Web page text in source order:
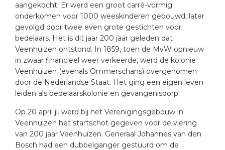
aangekocht. Er werd een groot carré-vormig
onderkomen voor 1000 weeskinderen gebouwd, later
gevolgd door twee even grote gestichten voor
bedelaars. Het is dit jaar 200 jaar geleden dat
Veenhuizen ontstond. In 1859, toen de MvW opnieuw
in zwaar financieel weer verkeerde, werd de kolonie
Veenhuizen (evenals Ommerschans) overgenomen
door de Nederlandse Staat. Het ging een eigen leven
leiden als bedelaarskolonie en gevangenisdorp.
Op 20 april jl. werd bij het Verenigingsgebouw in
Veenhuizen het startschot gegeven voor de viering
van 200 jaar Veenhuizen. Generaal Johannes van den
Bosch had een dubbelganger gestuurd om de